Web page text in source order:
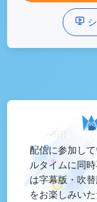
配信に参加し
ルタイムに同
は字幕版・吹
をお楽しみいた